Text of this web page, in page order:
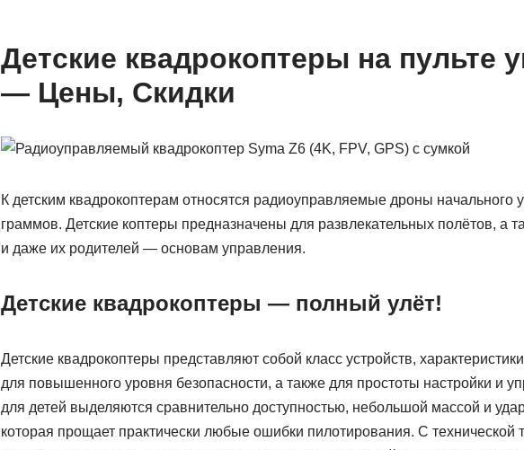
Детские квадрокоптеры на пульте
— Цены, Скидки
К детским квадрокоптерам относятся радиоуправляемые дроны начального
граммов. Детские коптеры предназначены для развлекательных полётов, а
и даже их родителей — основам управления.
Детские квадрокоптеры — полный улёт!
Детские квадрокоптеры представляют собой класс устройств,
для повышенного уровня безопасности, а также для простоты настройки и
для детей выделяются сравнительно доступностью, небольшой массой и
которая прощает практически любые ошибки пилотирования. С технической